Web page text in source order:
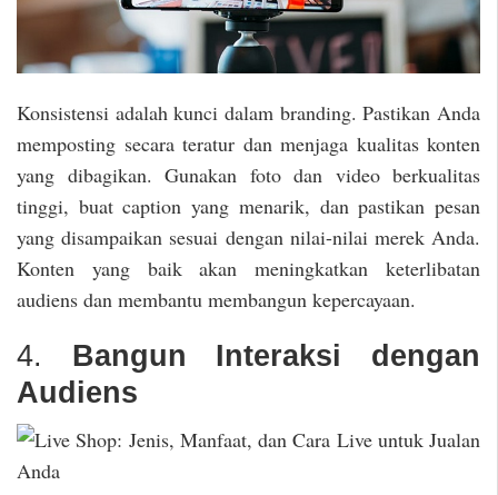
Konsistensi adalah kunci dalam branding. Pastikan Anda
memposting secara teratur dan menjaga kualitas konten
yang dibagikan. Gunakan foto dan video berkualitas
tinggi, buat caption yang menarik, dan pastikan pesan
yang disampaikan sesuai dengan nilai-nilai merek Anda.
Konten yang baik akan meningkatkan keterlibatan
audiens dan membantu membangun kepercayaan.
4. Bangun Interaksi dengan
Audiens